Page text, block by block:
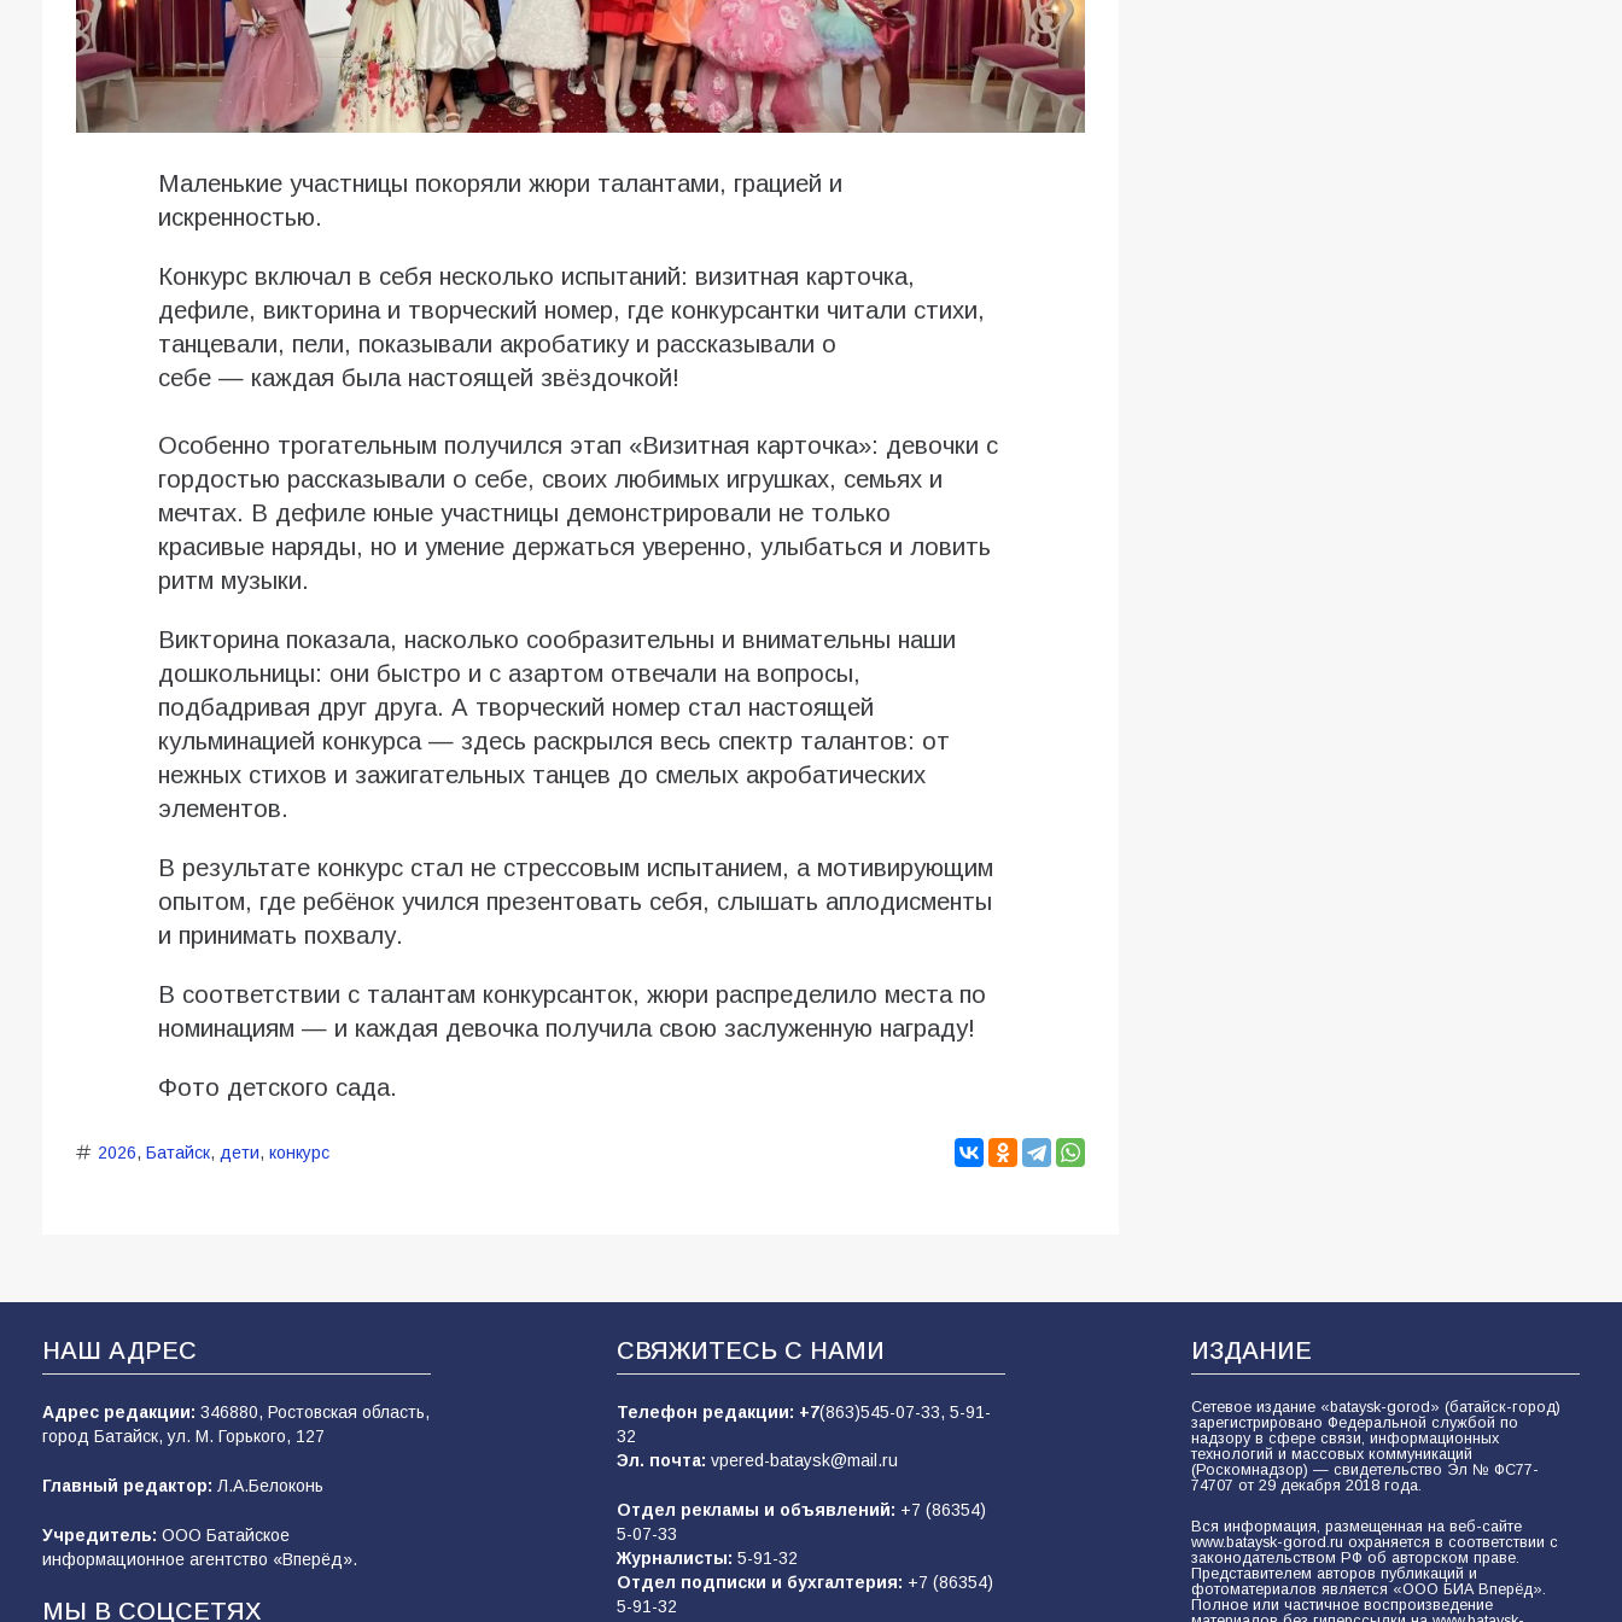
Маленькие участницы покоряли жюри талантами, грацией и
искренностью.
Конкурс включал в себя несколько испытаний: визитная карточка,
дефиле, викторина и творческий номер, где конкурсантки читали стихи,
танцевали, пели, показывали акробатику и рассказывали о
себе — каждая была настоящей звёздочкой!
Особенно трогательным получился этап «Визитная карточка»: девочки с
гордостью рассказывали о себе, своих любимых игрушках, семьях и
мечтах. В дефиле юные участницы демонстрировали не только
красивые наряды, но и умение держаться уверенно, улыбаться и ловить
ритм музыки.
Викторина показала, насколько сообразительны и внимательны наши
дошкольницы: они быстро и с азартом отвечали на вопросы,
подбадривая друг друга. А творческий номер стал настоящей
кульминацией конкурса — здесь раскрылся весь спектр талантов: от
нежных стихов и зажигательных танцев до смелых акробатических
элементов.
В результате конкурс стал не стрессовым испытанием, а мотивирующим
опытом, где ребёнок учился презентовать себя, слышать аплодисменты
и принимать похвалу.
В соответствии с талантам конкурсанток, жюри распределило места по
номинациям — и каждая девочка получила свою заслуженную награду!
Фото детского сада.
2026, Батайск, дети, конкурс
НАШ АДРЕС
Адрес редакции: 346880, Ростовская область,
город Батайск, ул. М. Горького, 127
Главный редактор: Л.А.Белоконь
Учредитель: ООО Батайское
информационное агентство «Вперёд».
МЫ В СОЦСЕТЯХ
СВЯЖИТЕСЬ С НАМИ
Телефон редакции: +7(863)545-07-33, 5-91-
32
Эл. почта: vpered-bataysk@mail.ru
Отдел рекламы и объявлений: +7 (86354)
5-07-33
Журналисты: 5-91-32
Отдел подписки и бухгалтерия: +7 (86354)
5-91-32
ИЗДАНИЕ
Сетевое издание «bataysk-gorod» (батайск-город)
зарегистрировано Федеральной службой по
надзору в сфере связи, информационных
технологий и массовых коммуникаций
(Роскомнадзор) — свидетельство Эл № ФС77-
74707 от 29 декабря 2018 года.
Вся информация, размещенная на веб-сайте
www.bataysk-gorod.ru охраняется в соответствии с
законодательством РФ об авторском праве.
Представителем авторов публикаций и
фотоматериалов является «ООО БИА Вперёд».
Полное или частичное воспроизведение